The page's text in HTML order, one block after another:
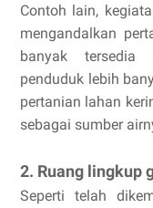
Contoh lain,
mengandalkan
banyak tersedia
penduduk lebih
pertanian lahan
sebagai sumber
2. Ruang lingkup
Seperti telah